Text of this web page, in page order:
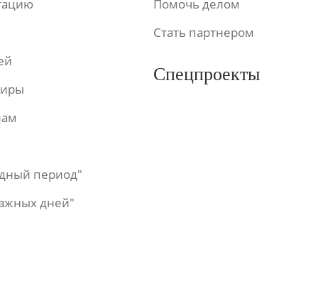
период"
дней"
Помочь делом
Стать партнером
Спецпроекты